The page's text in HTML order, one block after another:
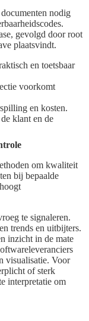
nodig
gevolgd door root
plaatsvindt.
en toetsbaar
voorkomt
en kosten.
klant en de
om kwaliteit
bij bepaalde
te signaleren.
trends en uitbijters.
inzicht in de mate
visualisatie. Voor
of sterk
interpretatie om